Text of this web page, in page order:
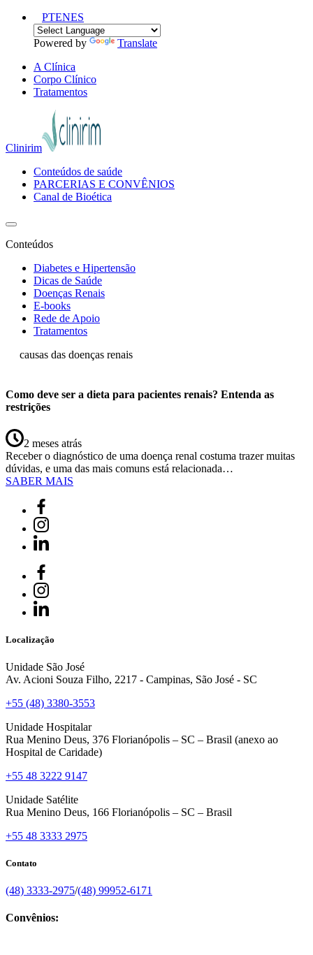
PTENES
Powered by
Translate
A Clínica
Corpo Clínico
Tratamentos
Clinirim
Conteúdos de saúde
PARCERIAS E CONVÊNIOS
Canal de Bioética
Conteúdos
Diabetes e Hipertensão
Dicas de Saúde
Doenças Renais
E-books
Rede de Apoio
Tratamentos
causas das doenças renais
Como deve ser a dieta para pacientes renais? Entenda as
restrições
2 meses atrás
Receber o diagnóstico de uma doença renal costuma trazer muitas
dúvidas, e uma das mais comuns está relacionada…
SABER MAIS
Localização
Unidade São José
Av. Acioni Souza Filho, 2217 - Campinas, São José - SC
+55 (48) 3380-3553
Unidade Hospitalar
Rua Menino Deus, 376 Florianópolis – SC – Brasil (anexo ao
Hospital de Caridade)
+55 48 3222 9147
Unidade Satélite
Rua Menino Deus, 166 Florianópolis – SC – Brasil
+55 48 3333 2975
Contato
(48) 3333-2975/(48) 99952-6171
Convênios: